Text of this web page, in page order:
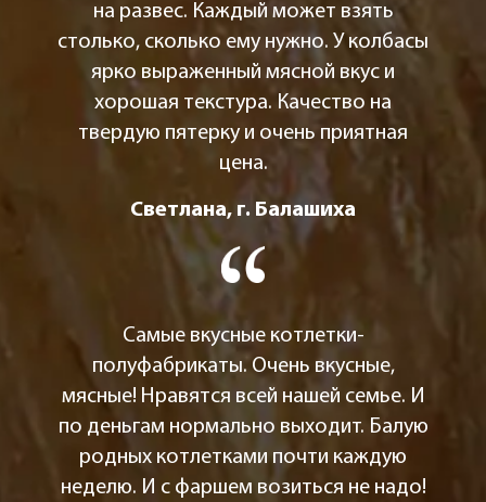
на развес. Каждый может взять
столько, сколько ему нужно. У колбасы
ярко выраженный мясной вкус и
хорошая текстура. Качество на
твердую пятерку и очень приятная
цена.
Светлана, г. Балашиха
Самые вкусные котлетки-
полуфабрикаты. Очень вкусные,
мясные! Нравятся всей нашей семье. И
по деньгам нормально выходит. Балую
родных котлетками почти каждую
неделю. И с фаршем возиться не надо!